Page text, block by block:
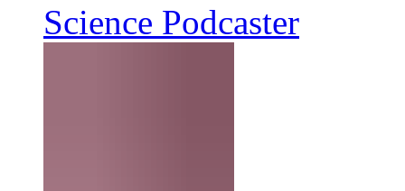
Science Podcaster